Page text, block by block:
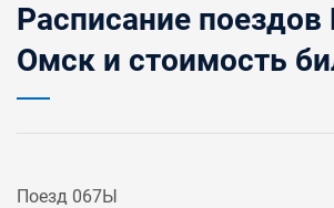
Расписание поездов
Омск и стоимость
Поезд 067Ы